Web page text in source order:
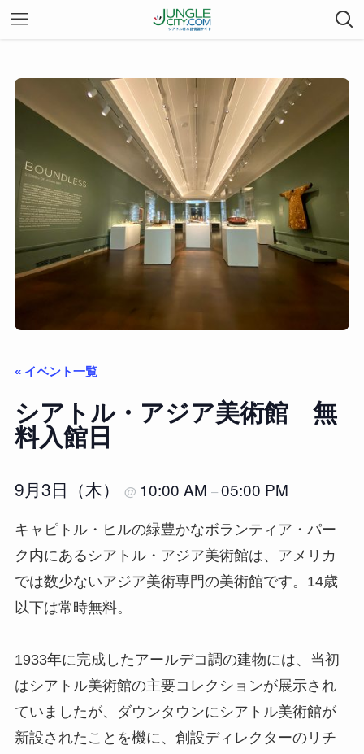
« イベント一覧
シアトル・アジア美術館 無
料入館日
9月3日（木） @ 10:00 AM –05:00 PM
キャピトル・ヒルの緑豊かなボランティア・パー
ク内にあるシアトル・アジア美術館は、アメリカ
では数少ないアジア美術専門の美術館です。14歳
以下は常時無料。
1933年に完成したアールデコ調の建物には、当初
はシアトル美術館の主要コレクションが展示され
ていましたが、ダウンタウンにシアトル美術館が
新設されたことを機に、創設ディレクターのリチ